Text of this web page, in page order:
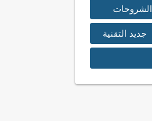
الشروحات
جديد التقنية